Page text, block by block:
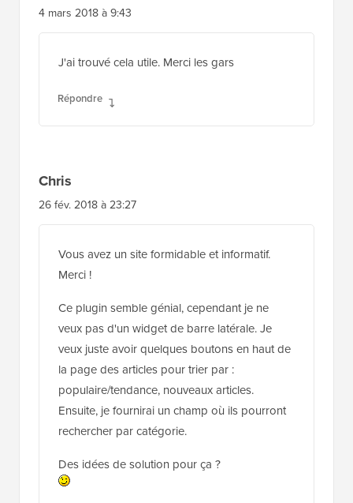
4 mars 2018 à 9:43
J'ai trouvé cela utile. Merci les gars
Répondre
Chris
26 fév. 2018 à 23:27
Vous avez un site formidable et informatif.
Merci !
Ce plugin semble génial, cependant je ne
veux pas d'un widget de barre latérale. Je
veux juste avoir quelques boutons en haut de
la page des articles pour trier par :
populaire/tendance, nouveaux articles.
Ensuite, je fournirai un champ où ils pourront
rechercher par catégorie.
Des idées de solution pour ça ?